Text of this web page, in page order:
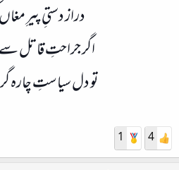
دراز دستیِ پیرِ
اگر جراحتِ قاتل
تو دل سیاستِ چارہ
4
1